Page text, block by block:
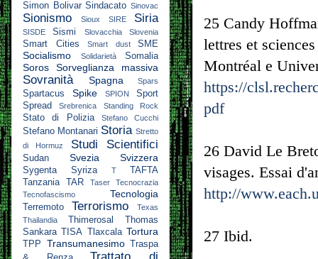
25 Candy
lettres et
Montréal e
https://
pdf
26 David Le
visages. Essai
http://
27 Ibid.
Simon Bolivar Sindacato Sinovac
Sionismo Sioux SIRE Siria
SISDE Sismi Slovacchia Slovenia
Smart Cities Smart dust SME
Socialismo Solidarietà Somalia
Soros Sorveglianza massiva
Sovranità Spagna Spars
Spartacus Spike SPION
Sport
Spread
Srebrenica Standing Rock
Stato di Polizia Stefano Cucchi
Stefano Montanari Storia Stretto
di Hormuz
Studi Scientifici
Sudan Svezia Svizzera
Sygenta Syriza T
TAFTA
Tanzania
TAR Taser
Tecnocrazia
Tecnofascismo
Tecnologia
Terremoto Terrorismo
Texas
Thailandia
Thimerosal
Thomas
Sankara
TISA Tlaxcala Tortura
TPP Transumanesimo
Traspa